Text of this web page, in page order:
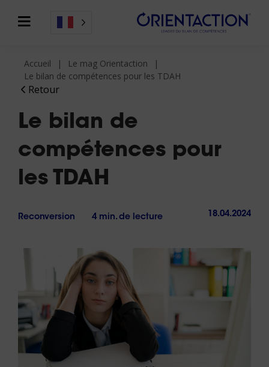
Retour
Accueil
Le mag Orientaction
Le bilan de compétences pour les TDAH
Le bilan de
compétences pour
les TDAH
Reconversion 4 min. de lecture 18.04.2024